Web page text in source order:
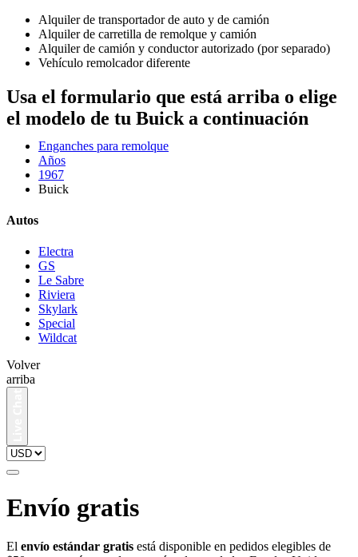
Alquiler de transportador de auto y de camión
Alquiler de carretilla de remolque y camión
Alquiler de camión y conductor autorizado (por separado)
Vehículo remolcador diferente
Usa el formulario que está arriba o elige
el modelo de tu Buick a continuación
Enganches para remolque
Años
1967
Buick
Autos
Electra
GS
Le Sabre
Riviera
Skylark
Special
Wildcat
Volver
arriba
Envío gratis
El envío estándar gratis está disponible en pedidos elegibles de